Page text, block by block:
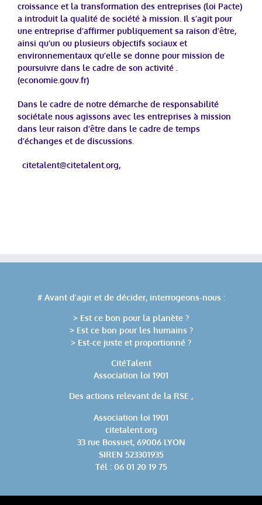
croissance et la transformation des entreprises (loi Pacte)
a introduit la qualité de société à mission. Il s’agit pour
une entreprise d’affirmer publiquement sa raison d’être,
ainsi qu’un ou plusieurs objectifs sociaux et
environnementaux qu’elle se donne pour mission de
poursuivre dans le cadre de son activité .
(economie.gouv.fr)
Dans le cadre de notre démarche de responsabilité
sociétale nous agissons avec les entreprises à mission
dans leur raison d’être dans le cadre de temps
d’échanges et de discussions.
citetalent@citetalent.org,
# Avant d’agir et de décider, interrogeons-nous :
> Est ce bon pour la planète ?
> Est ce bon pour les humains ?
> Est-ce juste et proportionné ?
CitéTalent
Association loi 1901
Des actions relevant de la RSE ,
Association loi 1901
citetalent.org
33 rue Bossuet, 69006 LYON
SIREN 523301935
Tél : 06 01 20 19 75